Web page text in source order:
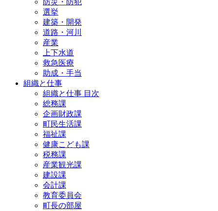
防災・防犯
選挙
建築・開発
道路・河川
産業
上下水道
救急医療
助成・手当
組織と仕事
組織と仕事 目次
総務課
企画財政課
町民生活課
福祉課
健康こども課
税務課
産業観光課
建設課
会計課
教育委員会
町長の部屋